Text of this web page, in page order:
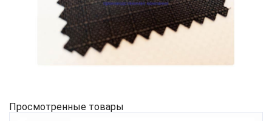
Просмотренные товары